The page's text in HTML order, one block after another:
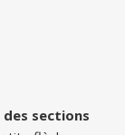
sections